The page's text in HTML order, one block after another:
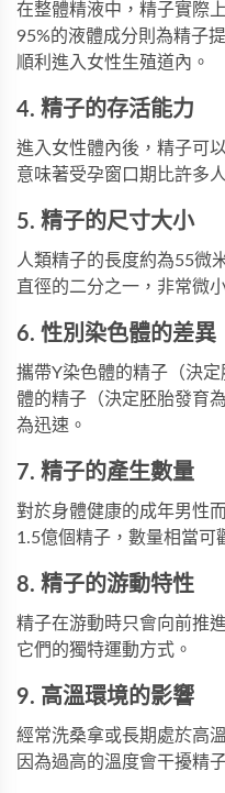
在整體精液中，精子實際
95%的液體成分則為精子
順利進入女性生殖道內。
4. 精子的存活能力
進入女性體內後，精子可
意味著受孕窗口期比許多
5. 精子的尺寸大小
人類精子的長度約為55微
直徑的二分之一，非常微
6. 性別染色體的差異
攜帶Y染色體的精子（決
體的精子（決定胚胎發育
為迅速。
7. 精子的產生數量
對於身體健康的成年男性
1.5億個精子，數量相當可
8. 精子的游動特性
精子在游動時只會向前推
它們的獨特運動方式。
9. 高溫環境的影響
經常洗桑拿或長期處於高
因為過高的溫度會干擾精